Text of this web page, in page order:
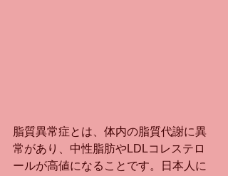
脂質異常症とは、体内の脂質代謝に異
常があり、中性脂肪やLDLコレステロ
ールが高値になることです。日本人に